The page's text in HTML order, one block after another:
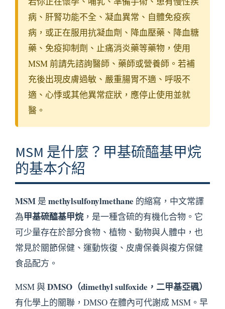
病、肝腎功能不全、凝血異常、自體免疫疾
病，或正在服用抗凝血劑、降血壓藥、降血糖
藥、免疫抑制劑、止痛消炎藥等藥物，使用
MSM 前請先諮詢醫師、藥師或營養師。若補
充後出現皮膚過敏、嚴重腸胃不適、呼吸不
適、心悸或其他異常症狀，應停止使用並就
醫。
MSM 是什麼？甲基硫醯基甲烷
的基本介紹
MSM 是 methylsulfonylmethane 的縮寫，中文常譯
為甲基硫醯基甲烷 ，是一種含硫的有機化合物。它
可少量存在於部分食物、植物、動物與人體中，也
常見於關節保健、運動恢復、皮膚保養與複方保健
食品配方。
MSM 與DMSO（dimethyl sulfoxide，二甲基亞碸）
有化學上的關聯，DMSO 在體內可代謝成 MSM。早